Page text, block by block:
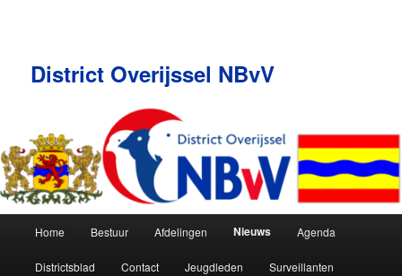
District Overijssel NBvV
Hoofdmenu
Home Bestuur Afdelingen Nieuws Agenda
Districtsblad Contact Jeugdleden Surveillanten